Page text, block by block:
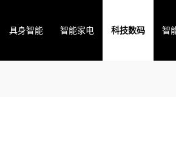
具身智能 智能家电 科技数码 智